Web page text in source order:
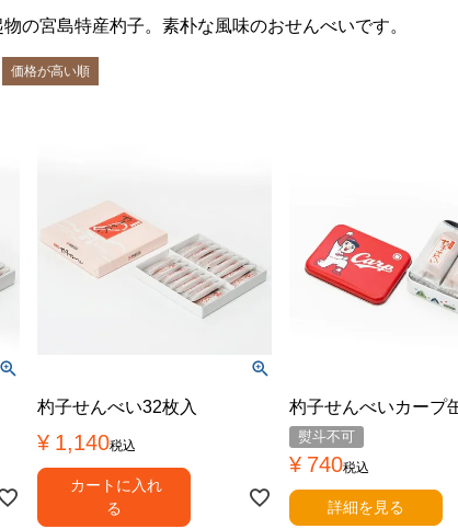
の宮島特産杓子。素朴な風味のおせんべいです。
価格が高い順
杓子せんべい32枚入
¥ 1,140税込
カートに入れ
る
杓子せんべいカープ
熨斗不可
¥ 740税込
詳細を見る